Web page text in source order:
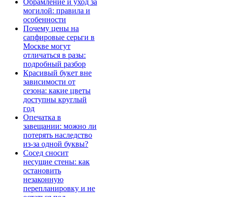
Обрамление и уход за
могилой: правила и
особенности
Почему цены на
сапфировые серьги в
Москве могут
отличаться в разы:
подробный разбор
Красивый букет вне
зависимости от
сезона: какие цветы
доступны круглый
год
Опечатка в
завещании: можно ли
потерять наследство
из-за одной буквы?
Сосед сносит
несущие стены: как
остановить
незаконную
перепланировку и не